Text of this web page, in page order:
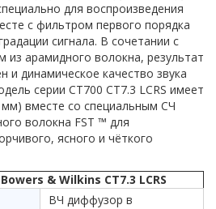
для воспроизведения
с фильтром первого порядка
сигнала. В сочетании с
арамидного волокна, результат
и динамическое качество звука
серии CT700 CT7.3 LCRS имеет
вместе со специальным СЧ
волокна FST ™ для
ясного и чёткого
& Wilkins CT7.3 LCRS
ВЧ диффузор в